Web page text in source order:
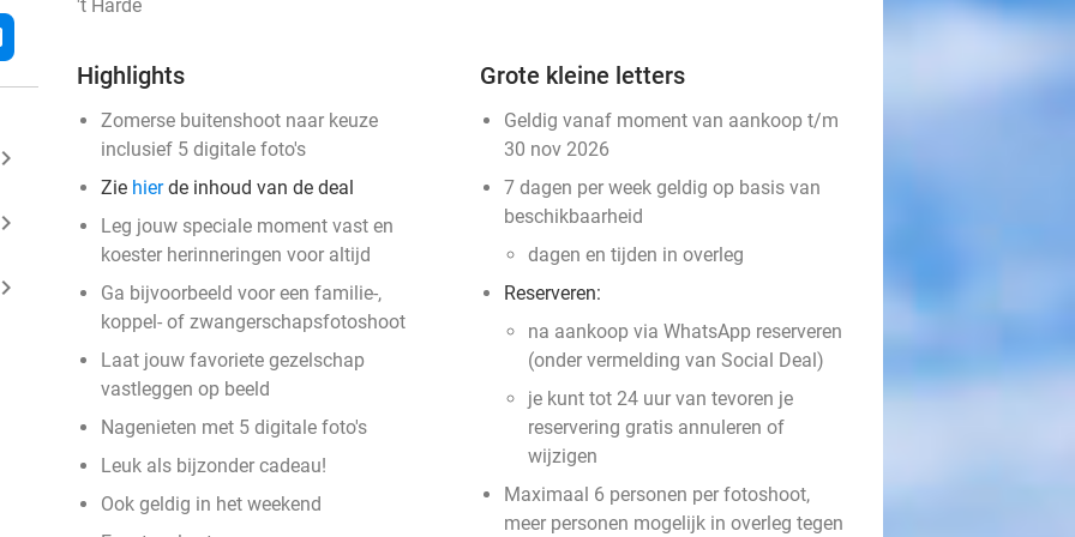
keyboard_arrow_right
keyboard_arrow_right
keyboard_arrow_right
't Harde
Highlights
Zomerse buitenshoot naar keuze
inclusief 5 digitale foto's
Zie hierde inhoud van de deal
Leg jouw speciale moment vast en
koester herinneringen voor altijd
Ga bijvoorbeeld voor een familie-,
koppel- of zwangerschapsfotoshoot
Laat jouw favoriete gezelschap
vastleggen op beeld
Nagenieten met 5 digitale foto's
Leuk als bijzonder cadeau!
Ook geldig in het weekend
Grote kleine letters
Geldig vanaf moment van aankoop t/m
30 nov 2026
7 dagen per week geldig op basis van
beschikbaarheid
dagen en tijden in overleg
Reserveren:
na aankoop via WhatsApp reserveren
(onder vermelding van Social Deal)
je kunt tot 24 uur van tevoren je
reservering gratis annuleren of
wijzigen
Maximaal 6 personen per fotoshoot,
meer personen mogelijk in overleg tegen